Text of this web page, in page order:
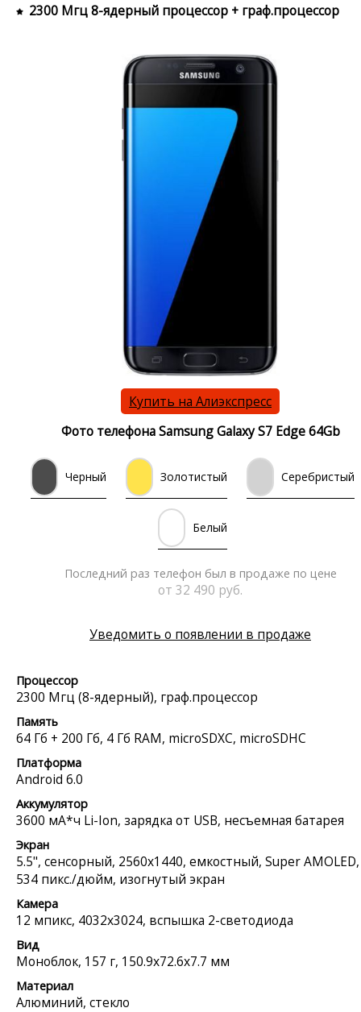
2300 Мгц 8-ядерный процессор + граф.процессор
Купить на Алиэкспресс
Фото телефона Samsung Galaxy S7 Edge 64Gb
Черный Золотистый Серебристый
Белый
Последний раз телефон был в продаже по цене
от 32 490 руб.
Уведомить о появлении в продаже
Процессор
2300 Мгц (8-ядерный), граф.процессор
Память
64 Гб + 200 Гб, 4 Гб RAM, microSDXC, microSDHC
Платформа
Android 6.0
Аккумулятор
3600 мА*ч Li-Ion, зарядка от USB, несъемная батарея
Экран
5.5", сенсорный, 2560x1440, емкостный, Super AMOLED,
534 пикс./дюйм, изогнутый экран
Камера
12 мпикс, 4032x3024, вспышка 2-светодиода
Вид
Моноблок, 157 г, 150.9x72.6x7.7 мм
Материал
Алюминий, стекло